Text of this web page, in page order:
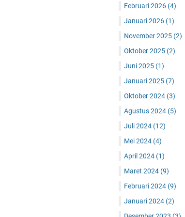
Februari 2026 (4)
Januari 2026 (1)
November 2025 (2)
Oktober 2025 (2)
Juni 2025 (1)
Januari 2025 (7)
Oktober 2024 (3)
Agustus 2024 (5)
Juli 2024 (12)
Mei 2024 (4)
April 2024 (1)
Maret 2024 (9)
Februari 2024 (9)
Januari 2024 (2)